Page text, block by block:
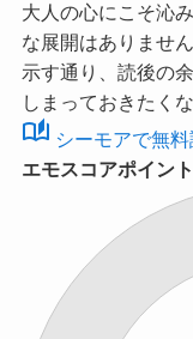
大人の心にこそ沁
な展開はありません
示す通り、読後の
しまっておきたく
auto_stories シーモアで無
エモスコアポイント